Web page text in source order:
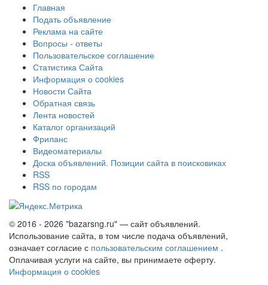
Главная
Подать объявление
Реклама на сайте
Вопросы - ответы
Пользовательское соглашение
Статистика Сайта
Информация о cookies
Новости Сайта
Обратная связь
Лента новостей
Каталог организаций
Фриланс
Видеоматериалы
Доска объявлений. Позиции сайта в поисковиках
RSS
RSS по городам
© 2016 - 2026 "bazarsng.ru" — сайт объявлений.
Использование сайта, в том числе подача объявлений,
означает согласие с пользовательским соглашением .
Оплачивая услуги на сайте, вы принимаете оферту.
Информация о cookies